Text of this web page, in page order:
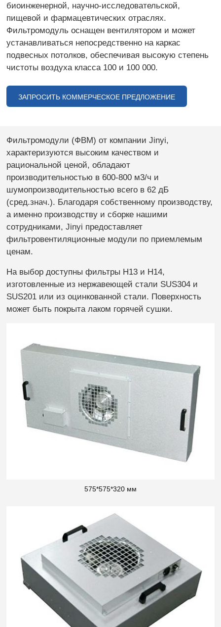
биоинженерной, научно-исследовательской,
пищевой и фармацевтических отраслях.
Фильтромодуль оснащен вентилятором и может
устанавливаться непосредственно на каркас
подвесных потолков, обеспечивая высокую степень
чистоты воздуха класса 100 и 100 000.
ЗАПРОСИТЬ КОММЕРЧЕСКОЕ ПРЕДЛОЖЕНИЕ
Фильтромодули (ФВМ) от компании Jinyi,
характеризуются высоким качеством и
рациональной ценой, обладают
производительностью в 600-800 м3/ч и
шумопроизводительностью всего в 62 дБ
(сред.знач.). Благодаря собственному производству,
а именно производству и сборке нашими
сотрудниками, Jinyi предоставляет
фильтровентиляционные модули по приемлемым
ценам.
На выбор доступны фильтры H13 и H14,
изготовленные из нержавеющей стали SUS304 и
SUS201 или из оцинкованной стали. Поверхность
может быть покрыта лаком горячей сушки.
575*575*320 мм